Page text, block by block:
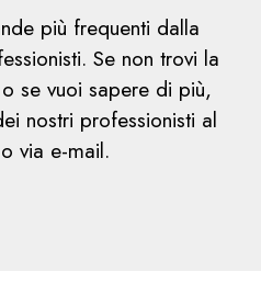
più frequenti dalla
Se non trovi la
se vuoi sapere di più,
nostri professionisti al
via e-mail.